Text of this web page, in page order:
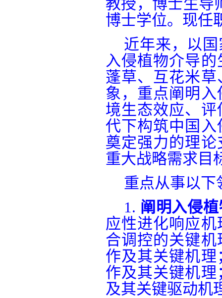
教授，博士生导
博士学位。 现任
近年来，以
入侵植物介导
蓬草、互花米
象，重点阐明
境生态效应、
代下构筑中国
奠定强力的理
重大战略需求目
重点从事以下
1. 阐明入侵
应性进化响应
合调控的关键
作及其关键机
作及其关键机
及其关键驱动机